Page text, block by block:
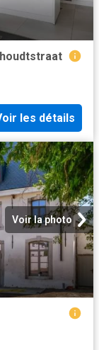
les détails
Voir la photo